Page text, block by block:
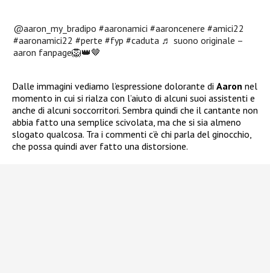
@aaron_my_bradipo #aaronamici #aaroncenere #amici22
#aaronamici22 #perte #fyp #caduta ♬ suono originale –
aaron fanpage🦁👑🤎
Dalle immagini vediamo l’espressione dolorante di Aaron nel
momento in cui si rialza con l’aiuto di alcuni suoi assistenti e
anche di alcuni soccorritori. Sembra quindi che il cantante non
abbia fatto una semplice scivolata, ma che si sia almeno
slogato qualcosa. Tra i commenti c’è chi parla del ginocchio,
che possa quindi aver fatto una distorsione.